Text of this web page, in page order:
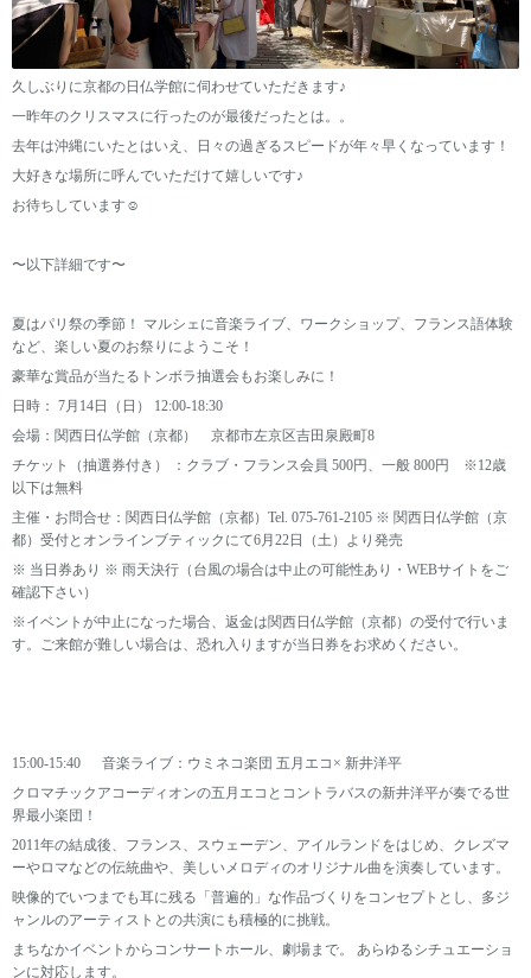
久しぶりに京都の日仏学館に伺わせていただきます♪
一昨年のクリスマスに行ったのが最後だったとは。。
去年は沖縄にいたとはいえ、日々の過ぎるスピードが年々早くなっています！
大好きな場所に呼んでいただけて嬉しいです♪
お待ちしています☺︎
〜以下詳細です〜
夏はパリ祭の季節！ マルシェに音楽ライブ、ワークショップ、フランス語体験
など、楽しい夏のお祭りにようこそ！
豪華な賞品が当たるトンボラ抽選会もお楽しみに！
日時： 7月14日（日） 12:00-18:30
会場：関西日仏学館（京都） 京都市左京区吉田泉殿町8
チケット（抽選券付き） ：クラブ・フランス会員 500円、一般 800円 ※12歳
以下は無料
主催・お問合せ：関西日仏学館（京都）Tel. 075-761-2105 ※ 関西日仏学館（京
都）受付とオンラインブティックにて6月22日（土）より発売
※ 当日券あり ※ 雨天決行（台風の場合は中止の可能性あり・WEBサイトをご
確認下さい）
※イベントが中止になった場合、返金は関西日仏学館（京都）の受付で行いま
す。ご来館が難しい場合は、恐れ入りますが当日券をお求めください。
15:00-15:40 音楽ライブ：ウミネコ楽団 五月エコ× 新井洋平
クロマチックアコーディオンの五月エコとコントラバスの新井洋平が奏でる世
界最小楽団！
2011年の結成後、フランス、スウェーデン、アイルランドをはじめ、クレズマ
ーやロマなどの伝統曲や、美しいメロディのオリジナル曲を演奏しています。
映像的でいつまでも耳に残る「普遍的」な作品づくりをコンセプトとし、多ジ
ャンルのアーティストとの共演にも積極的に挑戦。
まちなかイベントからコンサートホール、劇場まで。 あらゆるシチュエーショ
ンに対応します。